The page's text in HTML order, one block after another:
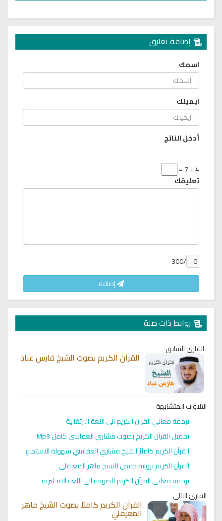
إضافة تعليق
اسمك
ايميلك
أدخل الناتج
4 + 7 =
تعليقك
/300
إضافة
روابط ذات صلة
القارئ السابق
القرآن الكريم بصوت الشيخ فارس عباد
التلاوات المتشابهة
ترجمة معاني القرآن الكريم الى اللغة البرتغالية
تحميل القرآن الكريم بصوت مشاري العفاسي كامل Mp3
القرآن الكريم كاملاً الشيخ مشاري العفاسي سهولة الاستماع
القرآن الكريم برواية حفص للشيخ ماهر المعيقلي
ترجمة معاني القرآن الكريم الصوتية الى اللغة الانجليزية
القارئ التالي
القرآن الكريم كاملاً بصوت الشيخ ماهر
المعيقلي